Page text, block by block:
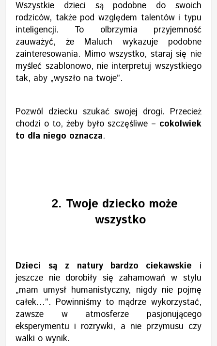
Wszystkie dzieci są podobne do swoich
rodziców, także pod względem talentów i typu
inteligencji. To olbrzymia przyjemność
zauważyć, że Maluch wykazuje podobne
zainteresowania. Mimo wszystko, staraj się nie
myśleć szablonowo, nie interpretuj wszystkiego
tak, aby „wyszło na twoje”.
Pozwól dziecku szukać swojej drogi. Przecież
chodzi o to, żeby było szczęśliwe – cokolwiek
to dla niego oznacza.
2. Twoje dziecko może
wszystko
Dzieci są z natury bardzo ciekawskie i
jeszcze nie dorobiły się zahamowań w stylu
„mam umysł humanistyczny, nigdy nie pojmę
całek…”. Powinniśmy to mądrze wykorzystać,
zawsze w atmosferze pasjonującego
eksperymentu i rozrywki, a nie przymusu czy
walki o wynik.